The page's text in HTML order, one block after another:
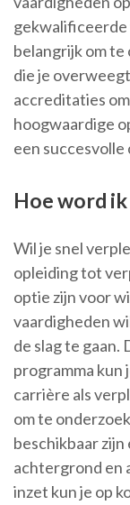
belangrijk om
die je
accreditaties
hoogwaardige
een
Hoe word
Wil je snel
opleiding tot
optie zijn voor
vaardigheden
de slag te gaan.
programma kun
carrière als
om te
beschikbaar
achtergrond en
inzet kun je op